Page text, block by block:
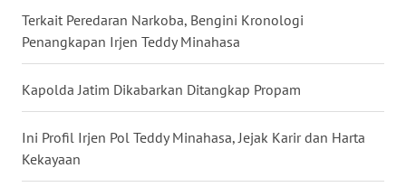
Terkait Peredaran Narkoba, Bengini Kronologi
Penangkapan Irjen Teddy Minahasa
Kapolda Jatim Dikabarkan Ditangkap Propam
Ini Profil Irjen Pol Teddy Minahasa, Jejak Karir dan Harta
Kekayaan
WN
NUSANTARA
WN
JOGJA
WN